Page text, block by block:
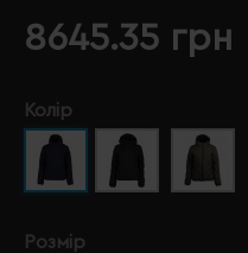
8645.35 грн
Колір
Розмір